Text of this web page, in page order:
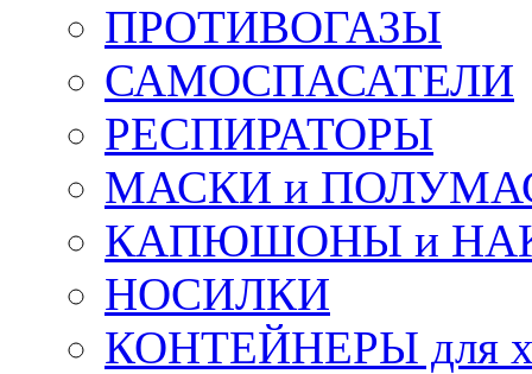
ПРОТИВОГАЗЫ
САМОСПАСАТЕЛИ
РЕСПИРАТОРЫ
МАСКИ и
КАПЮШОНЫ и
НОСИЛКИ
КОНТЕЙНЕРЫ для